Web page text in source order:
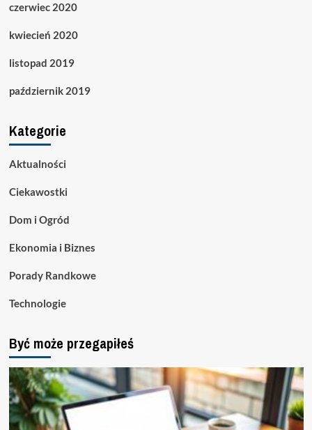
czerwiec 2020
kwiecień 2020
listopad 2019
październik 2019
Kategorie
Aktualności
Ciekawostki
Dom i Ogród
Ekonomia i Biznes
Porady Randkowe
Technologie
Być może przegapiłeś